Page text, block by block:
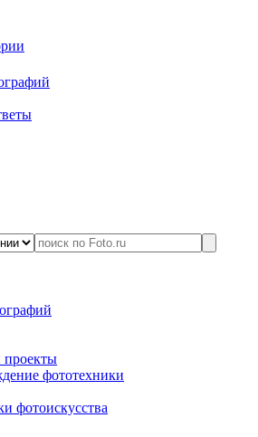
проекты
фототехники
фотоискусства